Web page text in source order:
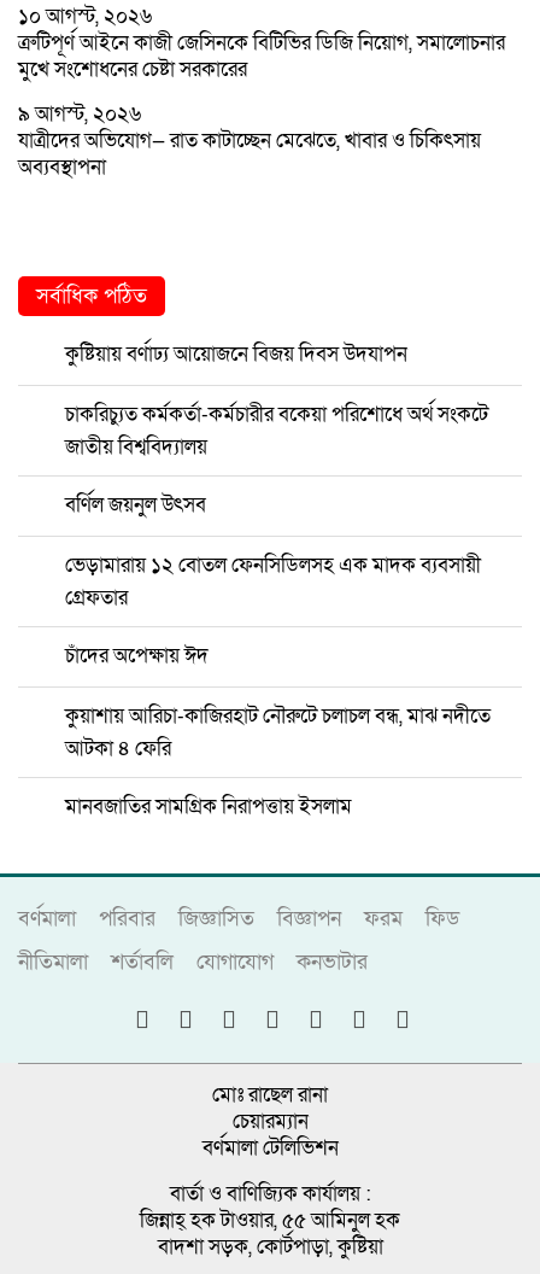
১০ আগস্ট, ২০২৬
ত্রুটিপূর্ণ আইনে কাজী জেসিনকে বিটিভির ডিজি নিয়োগ, সমালোচনার
মুখে সংশোধনের চেষ্টা সরকারের
৯ আগস্ট, ২০২৬
যাত্রীদের অভিযোগ— রাত কাটাচ্ছেন মেঝেতে, খাবার ও চিকিৎসায়
অব্যবস্থাপনা
সর্বাধিক পঠিত
কুষ্টিয়ায় বর্ণাঢ্য আয়োজনে বিজয় দিবস উদযাপন
চাকরিচ্যুত কর্মকর্তা-কর্মচারীর বকেয়া পরিশোধে অর্থ সংকটে
জাতীয় বিশ্ববিদ্যালয়
বর্ণিল জয়নুল উৎসব
ভেড়ামারায় ১২ বোতল ফেনসিডিলসহ এক মাদক ব্যবসায়ী
গ্রেফতার
চাঁদের অপেক্ষায় ঈদ
কুয়াশায় আরিচা-কাজিরহাট নৌরুটে চলাচল বন্ধ, মাঝ নদীতে
আটকা ৪ ফেরি
মানবজাতির সামগ্রিক নিরাপত্তায় ইসলাম
বর্ণমালা পরিবার জিজ্ঞাসিত বিজ্ঞাপন ফরম
ফিড
নীতিমালা
শর্তাবলি যোগাযোগ কনভাটার
মোঃ রাছেল রানা
চেয়ারম্যান
বর্ণমালা টেলিভিশন
বার্তা ও বাণিজ্যিক কার্যালয় :
জিন্নাহ্ হক টাওয়ার, ৫৫ আমিনুল হক
বাদশা সড়ক, কোর্টপাড়া, কুষ্টিয়া